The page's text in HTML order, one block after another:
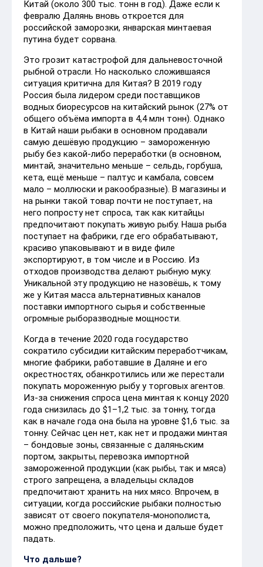
Китай (около 300 тыс. тонн в год). Даже если к
февралю Далянь вновь откроется для
российской заморозки, январская минтаевая
путина будет сорвана.
Это грозит катастрофой для дальневосточной
рыбной отрасли. Но насколько сложившаяся
ситуация критична для Китая? В 2019 году
Россия была лидером среди поставщиков
водных биоресурсов на китайский рынок (27% от
общего объёма импорта в 4,4 млн тонн). Однако
в Китай наши рыбаки в основном продавали
самую дешёвую продукцию – замороженную
рыбу без какой-либо переработки (в основном,
минтай, значительно меньше – сельдь, горбуша,
кета, ещё меньше – палтус и камбала, совсем
мало – моллюски и ракообразные). В магазины и
на рынки такой товар почти не поступает, на
него попросту нет спроса, так как китайцы
предпочитают покупать живую рыбу. Наша рыба
поступает на фабрики, где его обрабатывают,
красиво упаковывают и в виде филе
экспортируют, в том числе и в Россию. Из
отходов производства делают рыбную муку.
Уникальной эту продукцию не назовёшь, к тому
же у Китая масса альтернативных каналов
поставки импортного сырья и собственные
огромные рыборазводные мощности.
Когда в течение 2020 года государство
сократило субсидии китайским переработчикам,
многие фабрики, работавшие в Даляне и его
окрестностях, обанкротились или же перестали
покупать мороженную рыбу у торговых агентов.
Из-за снижения спроса цена минтая к концу 2020
года снизилась до $1–1,2 тыс. за тонну, тогда
как в начале года она была на уровне $1,6 тыс. за
тонну. Сейчас цен нет, как нет и продажи минтая
– бондовые зоны, связанные с даляньским
портом, закрыты, перевозка импортной
замороженной продукции (как рыбы, так и мяса)
строго запрещена, а владельцы складов
предпочитают хранить на них мясо. Впрочем, в
ситуации, когда российские рыбаки полностью
зависят от своего покупателя-монополиста,
можно предположить, что цена и дальше будет
падать.
Что дальше?